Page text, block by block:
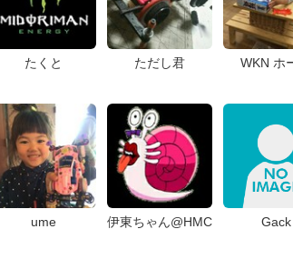
たくと ただし君 WKN ホ
ume 伊東ちゃん@HMC Gack